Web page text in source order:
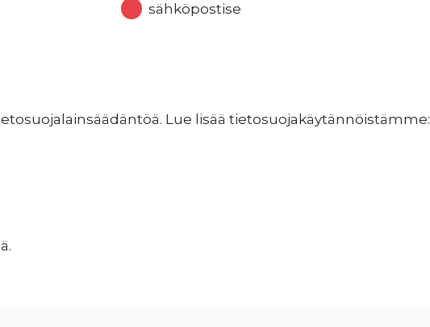
sähköpostise
Lue lisää tietosuojakäytännöistämme: